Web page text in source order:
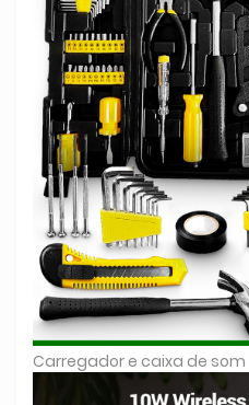
Carregador e caixa de som